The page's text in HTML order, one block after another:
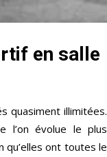
en salle
quasiment illimitées.
l’on évolue le plus
qu’elles ont toutes le